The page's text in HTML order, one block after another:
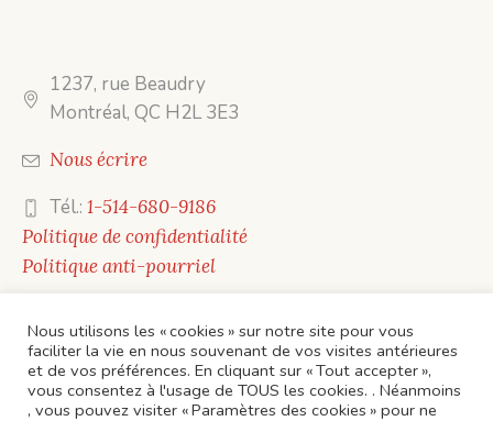
1237, rue Beaudry
Montréal, QC H2L 3E3
Nous écrire
Tél.:1-514-680-9186
Politique de confidentialité
Politique anti-pourriel
Nous utilisons les « cookies » sur notre site pour vous
faciliter la vie en nous souvenant de vos visites antérieures
et de vos préférences. En cliquant sur « Tout accepter »,
vous consentez à l'usage de TOUS les cookies. . Néanmoins
, vous pouvez visiter « Paramètres des cookies » pour ne